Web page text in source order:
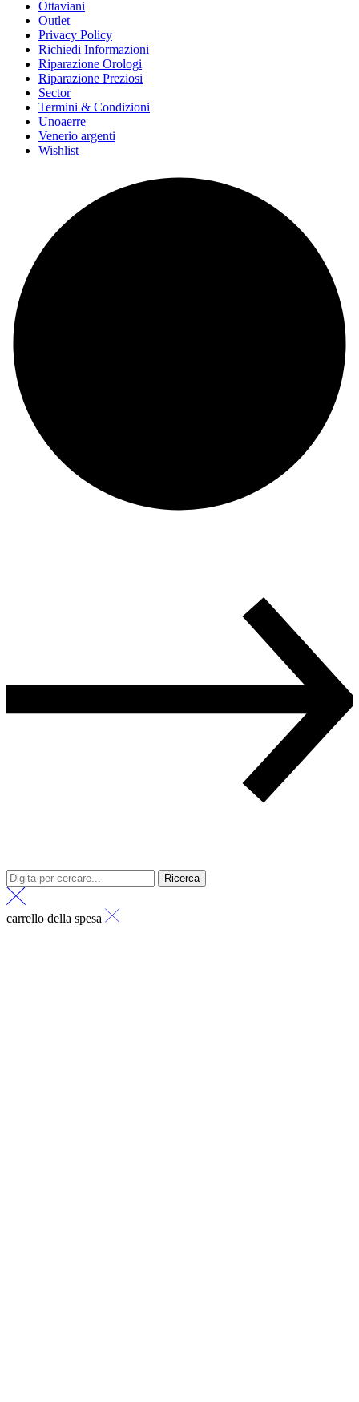
Ottaviani
Outlet
Privacy Policy
Richiedi Informazioni
Riparazione Orologi
Riparazione Preziosi
Sector
Termini & Condizioni
Unoaerre
Venerio argenti
Wishlist
Ricerca
carrello della spesa